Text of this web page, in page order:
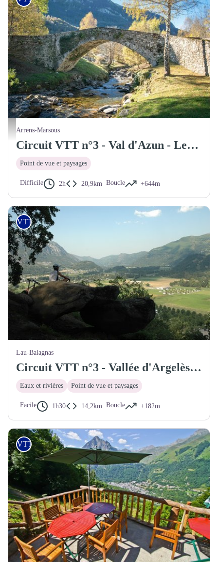
Pont d'Arrens - © ATVG
Arrens-Marsous
Circuit VTT n°3 - Val d'Azun - Les trois villages
Point de vue et paysages
Difficile 2h 20,9km Boucle +644m
VTT
Lau-Balagnas
Circuit VTT n°3 - Vallée d'Argelès - Le tour du Balandrau
Eaux et rivières Point de vue et paysages
Facile 1h30 14,2km Boucle +182m
VTT